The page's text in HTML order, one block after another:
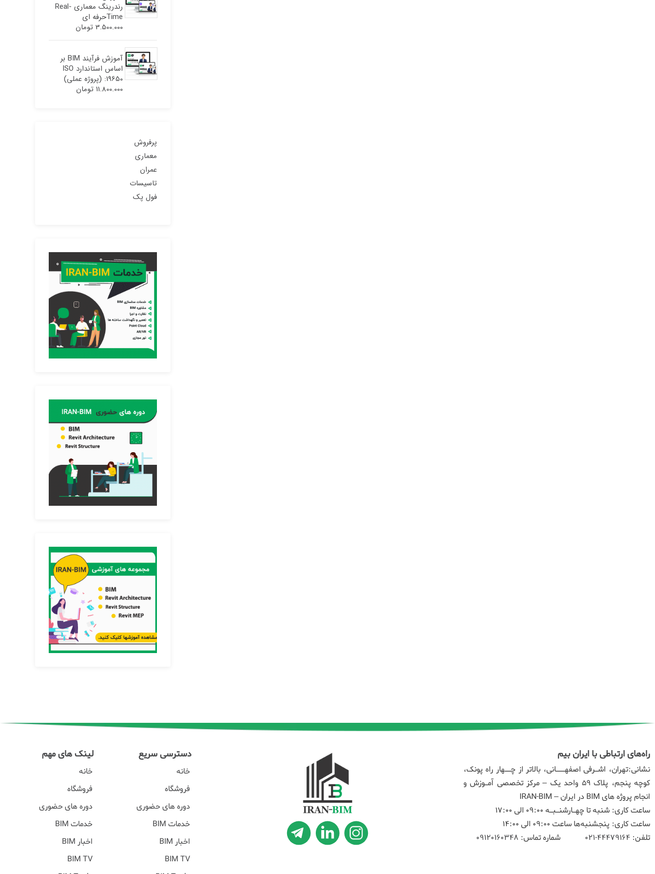
رندرینگ معماری Real-
Timeحرفه ای
3.500.000 تومان
آموزش فرآیند BIM بر
اساس استاندارد ISO
19650: (پروژه عملی)
11.800.000 تومان
پرفروش
معماری
عمران
تاسیسات
فول پک
راه‌های ارتباطی با ایران بیم
نشانی:تهران، اشـرفی اصفهـــانی، بالاتر از چــهار راه پونک،
کوچه پنجم، پلاک ۵۹ واحد یک – مرکز تخصصی آمـوزش و
انجام پروژه های BIM در ایران – IRAN-BIM
ساعت کاری: شنبه تا چهـارشنـبـه 09:00 الی 17:00
ساعت کاری: پنجشنبه‌ها ساعت 09:00 الی 14:00
تلفن: 44479164-021 شماره تماس: 09120160348
دسترسی سریع
خانه
فروشگاه
دوره های حضوری
خدمات BIM
اخبار BIM
BIM TV
لینک های مهم
خانه
فروشگاه
دوره های حضوری
خدمات BIM
اخبار BIM
BIM TV